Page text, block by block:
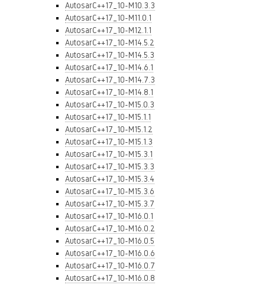
AutosarC++17_10-M10.3.3
AutosarC++17_10-M11.0.1
AutosarC++17_10-M12.1.1
AutosarC++17_10-M14.5.2
AutosarC++17_10-M14.5.3
AutosarC++17_10-M14.6.1
AutosarC++17_10-M14.7.3
AutosarC++17_10-M14.8.1
AutosarC++17_10-M15.0.3
AutosarC++17_10-M15.1.1
AutosarC++17_10-M15.1.2
AutosarC++17_10-M15.1.3
AutosarC++17_10-M15.3.1
AutosarC++17_10-M15.3.3
AutosarC++17_10-M15.3.4
AutosarC++17_10-M15.3.6
AutosarC++17_10-M15.3.7
AutosarC++17_10-M16.0.1
AutosarC++17_10-M16.0.2
AutosarC++17_10-M16.0.5
AutosarC++17_10-M16.0.6
AutosarC++17_10-M16.0.7
AutosarC++17_10-M16.0.8